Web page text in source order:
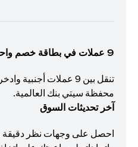
9 عملات في بطاقة خصم واحدة
تنقل بين 9 عملات
محفظة سيتي بنك العالمية.
آخر تحديثات السوق
احصل على وجهات نظر دقيقة